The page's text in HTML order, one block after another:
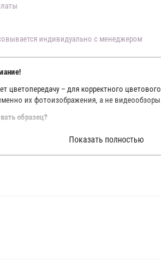
индивидуально с менеджером
цветопередачу – для корректного
их фотоизображения, а не
образец?
возможное, чтобы точно описать цвет
и фотографируем каждую ткань в
правильные цветовые условия и
Показать полностью